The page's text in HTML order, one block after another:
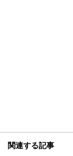
関連する記事